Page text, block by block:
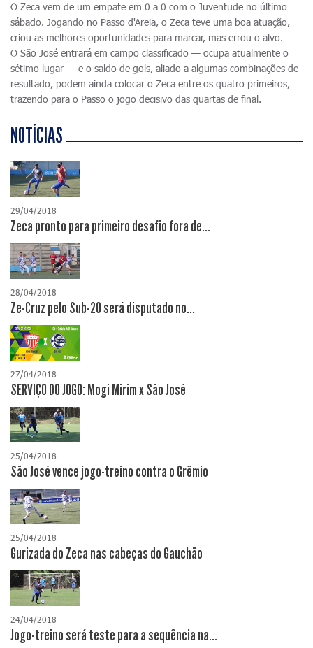
O Zeca vem de um empate em 0 a 0 com o Juventude no último
sábado. Jogando no Passo d'Areia, o Zeca teve uma boa atuação,
criou as melhores oportunidades para marcar, mas errou o alvo.
O São José entrará em campo classificado — ocupa atualmente o
sétimo lugar — e o saldo de gols, aliado a algumas combinações de
resultado, podem ainda colocar o Zeca entre os quatro primeiros,
trazendo para o Passo o jogo decisivo das quartas de final.
NOTÍCIAS
29/04/2018
Zeca pronto para primeiro desafio fora de...
28/04/2018
Ze-Cruz pelo Sub-20 será disputado no...
27/04/2018
SERVIÇO DO JOGO: Mogi Mirim x São José
25/04/2018
São José vence jogo-treino contra o Grêmio
25/04/2018
Gurizada do Zeca nas cabeças do Gauchão
24/04/2018
Jogo-treino será teste para a sequência na...